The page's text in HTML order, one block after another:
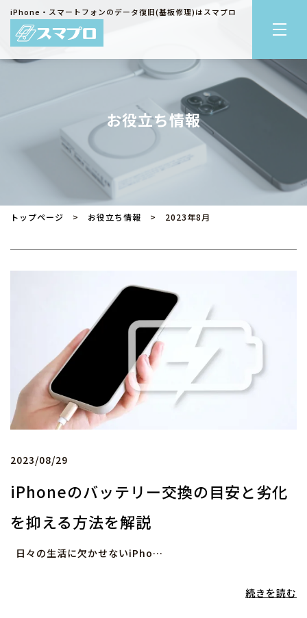
iPhone・スマートフォンのデータ復旧(基板修理)はスマプロ
お役立ち情報
トップページ > お役立ち情報 > 2023年8月
2023/08/29
iPhoneのバッテリー交換の目安と劣化
を抑える方法を解説
日々の生活に欠かせないiPho…
続きを読む